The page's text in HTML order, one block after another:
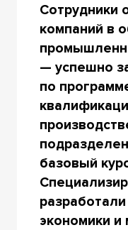
Сотрудники
компаний в
— успешно
по
базовый
экономики